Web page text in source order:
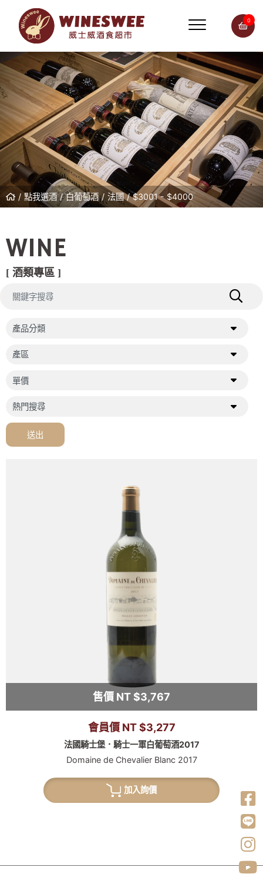
0
點我選酒 白葡萄酒 法國 $3001 - $4000
WINE
[ 酒類專區 ]
送出
售價 NT $3,767
會員價 NT $3,277
法國騎士堡．騎士一軍白葡萄酒2017
Domaine de Chevalier Blanc 2017
加入詢價